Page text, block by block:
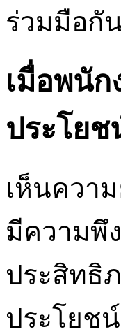
ร่วมมือกั
เมื่อพนั
ประโยช
เห็นควา
มีความพึ
ประสิทธิ
ประโยช